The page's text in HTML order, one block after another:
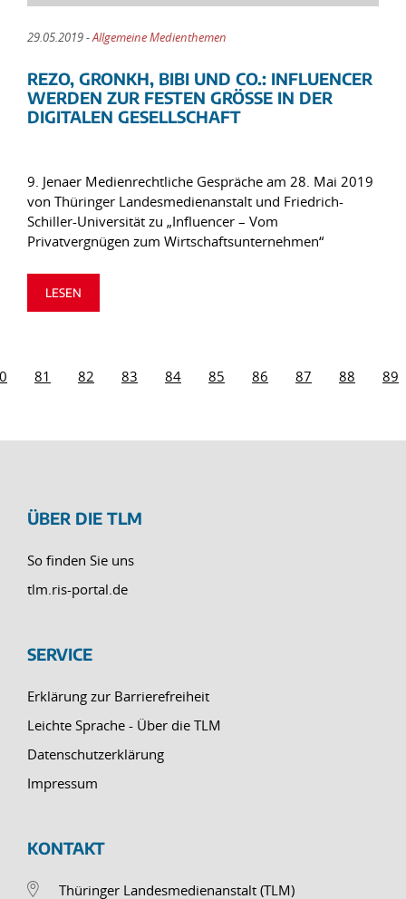
29.05.2019 -Allgemeine Medienthemen
REZO, GRONKH, BIBI UND CO.: INFLUENCER
WERDEN ZUR FESTEN GRÖSSE IN DER D
IGITALEN GESELLSCHAFT
9. Jenaer Medienrechtliche Gespräche am 28. Mai 2019
von Thüringer Landesmedienanstalt und Friedrich-
Schiller-Universität zu „Influencer – Vom
Privatvergnügen zum Wirtschaftsunternehmen“
LESEN
81 82 83 84 85 86 87 88 89
ÜBER DIE TLM
So finden Sie uns
tlm.ris-portal.de
SERVICE
Erklärung zur Barrierefreiheit
Leichte Sprache - Über die TLM
Datenschutzerklärung
Impressum
KONTAKT
Thüringer Landesmedienanstalt (TLM)